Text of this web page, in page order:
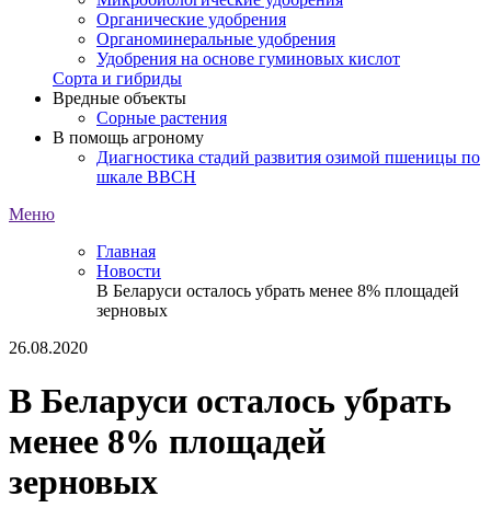
Органические удобрения
Органоминеральные удобрения
Удобрения на основе гуминовых кислот
Сорта и гибриды
Вредные объекты
Сорные растения
В помощь агроному
Диагностика стадий развития озимой пшеницы по
шкале ВВСН
Меню
Главная
Новости
В Беларуси осталось убрать менее 8% площадей
зерновых
26.08.2020
В Беларуси осталось убрать
менее 8% площадей
зерновых